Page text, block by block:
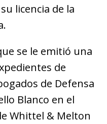
licencia de la
se le emitió una
de
de Defensa
Blanco en el
Whittel & Melton